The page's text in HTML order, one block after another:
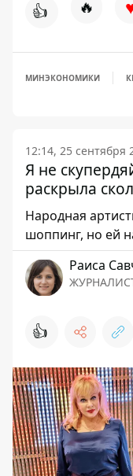
👍 🔥
МИНЭКОНОМИКИ
12:14, 25 сентября
Я не
раскрыла
Народная
шоппинг, но ей
Раиса
👍